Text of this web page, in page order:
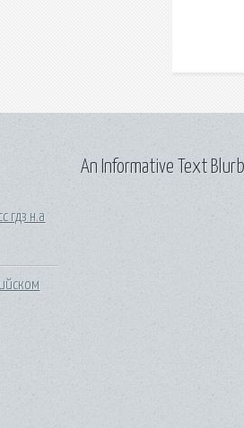
гдз н.а
An Informative Text Blurb